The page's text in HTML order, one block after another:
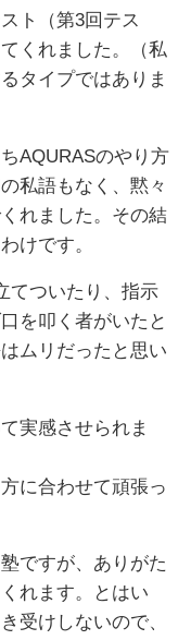
ト（第3回テス
くれました。（私
タイプではありま
AQURASのやり方
私語もなく、黙々
れました。その結
けです。
てついたり、指示
を叩く者がいたと
ムリだったと思い
実感させられま
に合わせて頑張っ
ですが、ありがた
れます。とはい
受けしないので、